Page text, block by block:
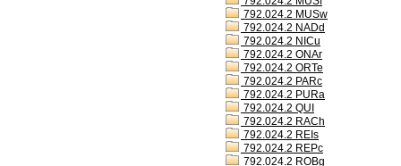
792.024.2 MUSw
792.024.2 NADd
792.024.2 NICu
792.024.2 ONAr
792.024.2 ORTe
792.024.2 PARc
792.024.2 PURa
792.024.2 QUI
792.024.2 RACh
792.024.2 REIs
792.024.2 REPc
792.024.2 ROBg